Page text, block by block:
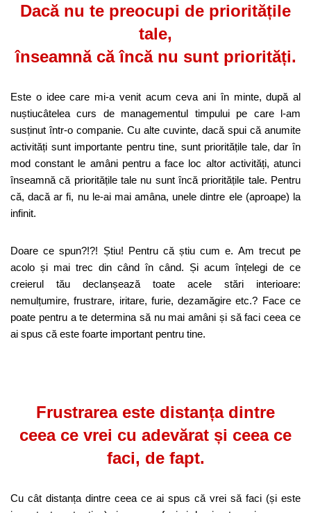
Dacă nu te preocupi de prioritățile
tale,
înseamnă că încă nu sunt priorități.
Este o idee care mi-a venit acum ceva ani în minte, după al
nuștiucâtelea curs de managementul timpului pe care l-am
susținut într-o companie. Cu alte cuvinte, dacă spui că anumite
activități sunt importante pentru tine, sunt prioritățile tale, dar în
mod constant le amâni pentru a face loc altor activități, atunci
înseamnă că prioritățile tale nu sunt încă prioritățile tale. Pentru
că, dacă ar fi, nu le-ai mai amâna, unele dintre ele (aproape) la
infinit.
Doare ce spun?!?! Știu! Pentru că știu cum e. Am trecut pe
acolo și mai trec din când în când. Și acum înțelegi de ce
creierul tău declanșează toate acele stări interioare:
nemulțumire, frustrare, iritare, furie, dezamăgire etc.? Face ce
poate pentru a te determina să nu mai amâni și să faci ceea ce
ai spus că este foarte important pentru tine.
Frustrarea este distanța dintre
ceea ce vrei cu adevărat și ceea ce
faci, de fapt.
Cu cât distanța dintre ceea ce ai spus că vrei să faci (și este